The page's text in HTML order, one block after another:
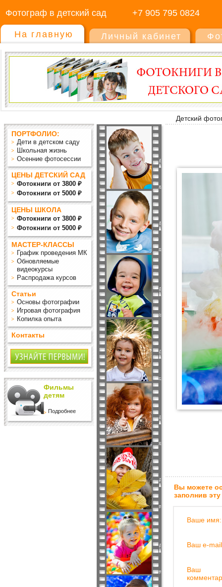
Фотограф в детский сад +7 905 795 0824
На главную Личный кабинет
Детский
ПОРТФОЛИО:
Дети в детском саду
Школьная жизнь
Осенние фотосессии
ЦЕНЫ ДЕТСКИЙ САД
Фотокниги от 3800 ₽
Фотокниги от 5000 ₽
ЦЕНЫ ШКОЛА
Фотокниги от 3800 ₽
Фотокниги от 5000 ₽
МАСТЕР-КЛАССЫ
График проведения МК
Обновляемые
видеокурсы
Распродажа курсов
Статьи
Основы фотографии
Игровая фотография
Копилка опыта
Контакты
Фильмы
детям
Подробнее
Вы можете
заполнив
Ваше имя:
Ваш e-
Ваш